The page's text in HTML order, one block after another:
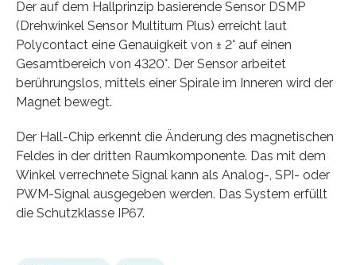
Der auf dem Hallprinzip basierende Sensor DSMP
(Drehwinkel Sensor Multiturn Plus) erreicht laut
Polycontact eine Genauigkeit von ± 2° auf einen
Gesamtbereich von 4320°. Der Sensor arbeitet
berührungslos, mittels einer Spirale im Inneren wird der
Magnet bewegt.
Der Hall-Chip erkennt die Änderung des magnetischen
Feldes in der dritten Raumkomponente. Das mit dem
Winkel verrechnete Signal kann als Analog-, SPI- oder
PWM-Signal ausgegeben werden. Das System erfüllt
die Schutzklasse IP67.